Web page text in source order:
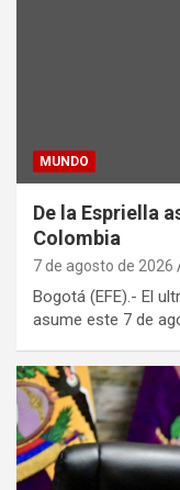
MUNDO
De la Espriella
Colombia
7 de agosto de 2026
Bogotá (EFE).- El
asume este 7 de